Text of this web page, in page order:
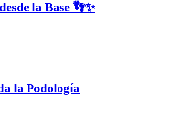
la Base 👣✨
la Podología